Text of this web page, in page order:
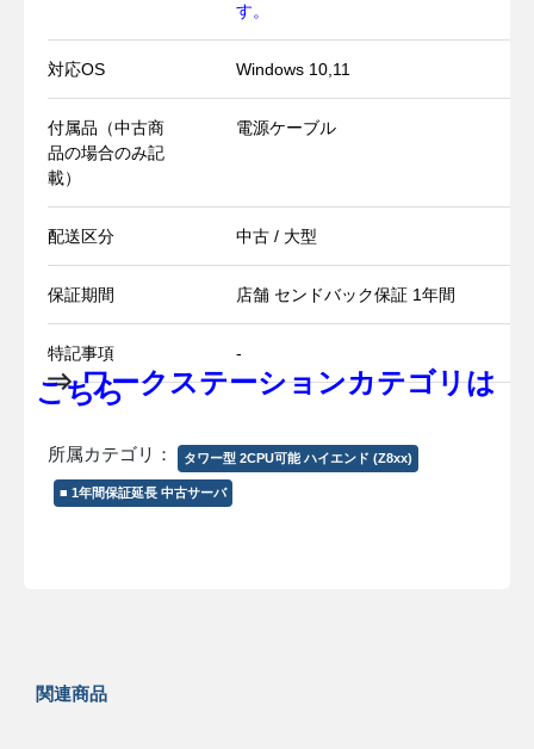
す。
対応OS Windows 10,11
付属品（中古商
品の場合のみ記
載）
電源ケーブル
配送区分 中古 / 大型
保証期間 店舗 センドバック保証 1年間
特記事項 -
⇒ワークステーションカテゴリは
こちら
所属カテゴリ： タワー型 2CPU可能 ハイエンド (Z8xx)
■ 1年間保証延長 中古サーバ
関連商品